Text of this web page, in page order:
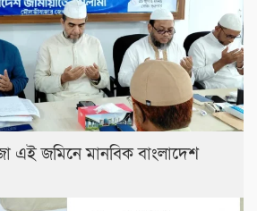
এই জমিনে মানবিক বাংলাদেশ